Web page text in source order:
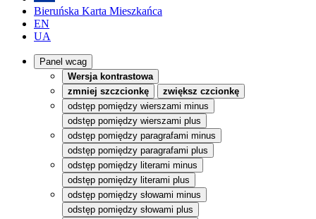
Bieruńska Karta Mieszkańca
EN
UA
Panel wcag
Wersja kontrastowa
zmniej szczcionkę
zwiększ czcionkę
odstęp pomiędzy wierszami minus
odstęp pomiędzy wierszami plus
odstęp pomiędzy paragrafami minus
odstęp pomiędzy paragrafami plus
odstęp pomiędzy literami minus
odstęp pomiędzy literami plus
odstęp pomiędzy słowami minus
odstęp pomiędzy słowami plus